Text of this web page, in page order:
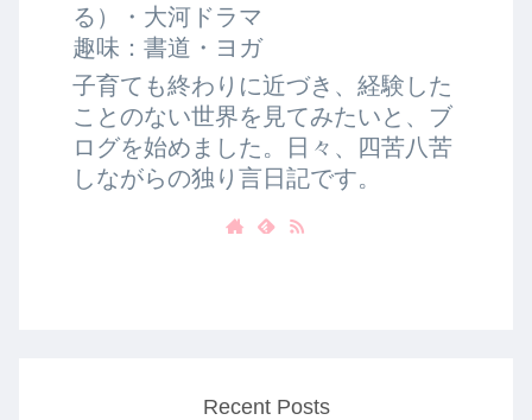
る）・大河ドラマ
趣味：書道・ヨガ
子育ても終わりに近づき、経験した
ことのない世界を見てみたいと、ブ
ログを始めました。日々、四苦八苦
しながらの独り言日記です。
Recent Posts